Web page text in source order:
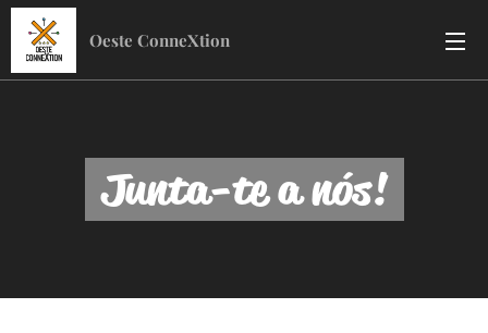
Oeste ConneXtion
Junta-te a nós!